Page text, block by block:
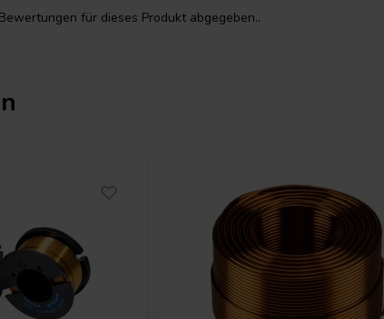
für dieses Produkt abgegeben..